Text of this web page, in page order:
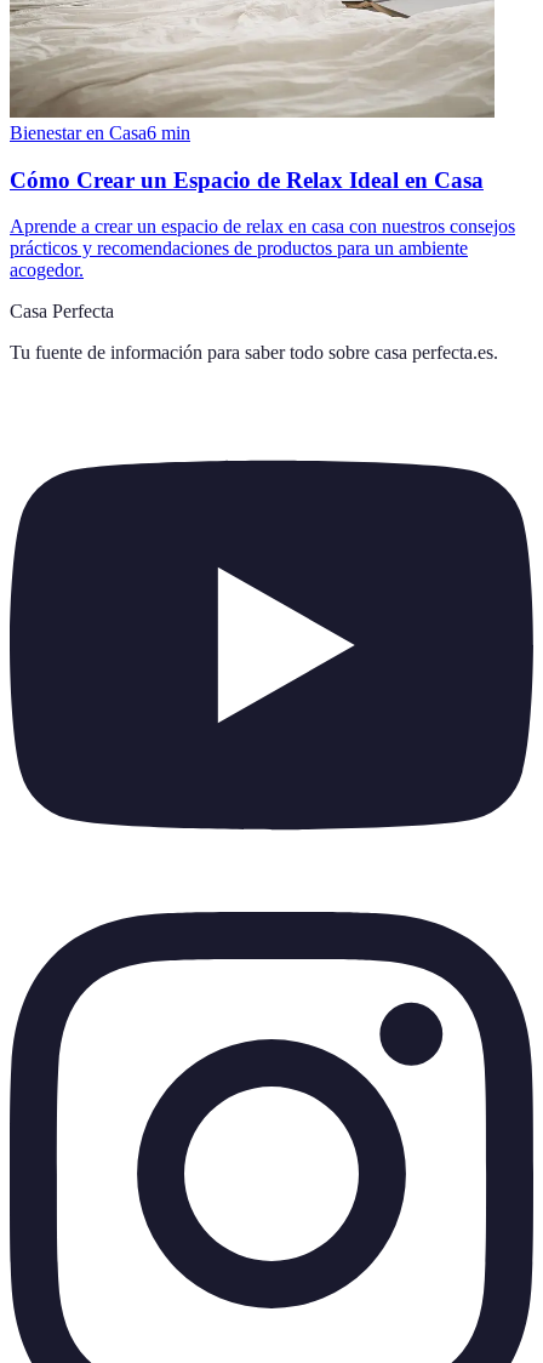
Bienestar en Casa6 min
Cómo Crear un Espacio de Relax Ideal en Casa
Aprende a crear un espacio de relax en casa con nuestros consejos
prácticos y recomendaciones de productos para un ambiente
acogedor.
Casa Perfecta
Tu fuente de información para saber todo sobre casa perfecta.es.